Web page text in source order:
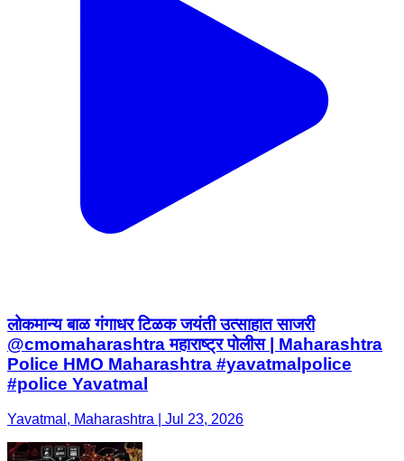
लोकमान्य बाळ गंगाधर टिळक जयंती उत्साहात साजरी
@cmomaharashtra महाराष्ट्र पोलीस | Maharashtra
Police HMO Maharashtra #yavatmalpolice
#police Yavatmal
Yavatmal, Maharashtra | Jul 23, 2026